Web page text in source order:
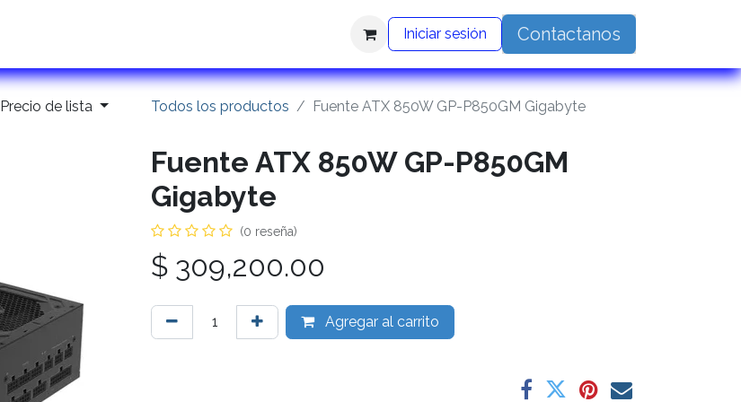
Iniciar sesión Contactanos
Precio de lista Todos los productos Fuente ATX 850W GP-P850GM Gigabyte
Fuente ATX 850W GP-P850GM
Gigabyte
(0 reseña)
$ 309,200.00
Agregar al carrito